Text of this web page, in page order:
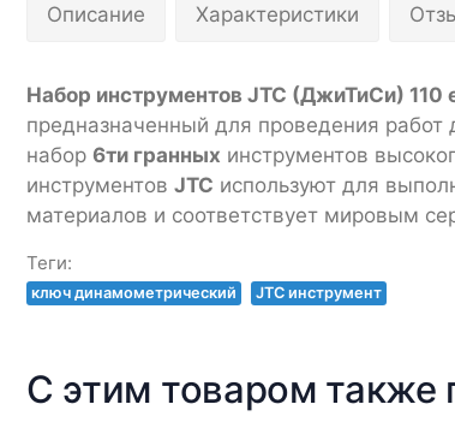
Описание Характеристики
Набор инструментов JTC (ДжиТиСи) 110
предназначенный для проведения
набор 6ти гранных инструментов
инструментов JTC используют для
материалов и соответствует мировым
Теги:
ключ динамометрический JTC инструмент
С этим товаром также